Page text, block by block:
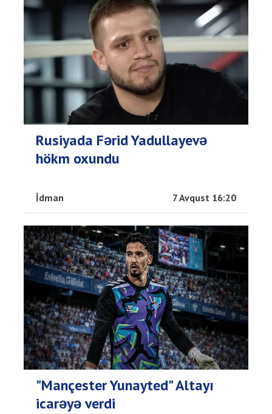
Rusiyada Fərid Yadullayevə
hökm oxundu
İdman 7 Avqust 16:20
"Mançester Yunayted" Altayı
icarəyə verdi